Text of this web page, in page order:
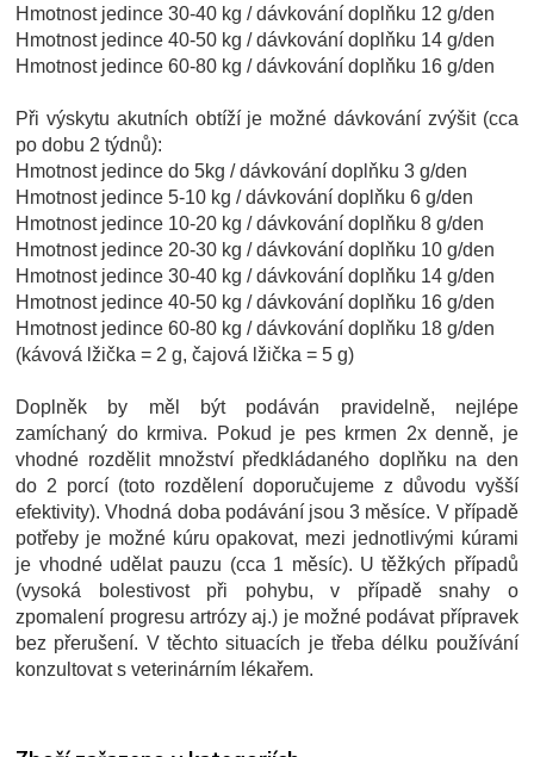
Hmotnost jedince 30-40 kg / dávkování doplňku 12 g/den
Hmotnost jedince 40-50 kg / dávkování doplňku 14 g/den
Hmotnost jedince 60-80 kg / dávkování doplňku 16 g/den
Při výskytu akutních obtíží je možné dávkování zvýšit (cca
po dobu 2 týdnů):
Hmotnost jedince do 5kg / dávkování doplňku 3 g/den
Hmotnost jedince 5-10 kg / dávkování doplňku 6 g/den
Hmotnost jedince 10-20 kg / dávkování doplňku 8 g/den
Hmotnost jedince 20-30 kg / dávkování doplňku 10 g/den
Hmotnost jedince 30-40 kg / dávkování doplňku 14 g/den
Hmotnost jedince 40-50 kg / dávkování doplňku 16 g/den
Hmotnost jedince 60-80 kg / dávkování doplňku 18 g/den
(kávová lžička = 2 g, čajová lžička = 5 g)
Doplněk by měl být podáván pravidelně, nejlépe
zamíchaný do krmiva. Pokud je pes krmen 2x denně, je
vhodné rozdělit množství předkládaného doplňku na den
do 2 porcí (toto rozdělení doporučujeme z důvodu vyšší
efektivity). Vhodná doba podávání jsou 3 měsíce. V případě
potřeby je možné kúru opakovat, mezi jednotlivými kúrami
je vhodné udělat pauzu (cca 1 měsíc). U těžkých případů
(vysoká bolestivost při pohybu, v případě snahy o
zpomalení progresu artrózy aj.) je možné podávat přípravek
bez přerušení. V těchto situacích je třeba délku používání
konzultovat s veterinárním lékařem.